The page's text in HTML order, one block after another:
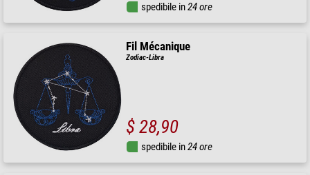
spedibile in24 ore
Fil Mécanique
Zodiac-Libra
$ 28,90
spedibile in24 ore